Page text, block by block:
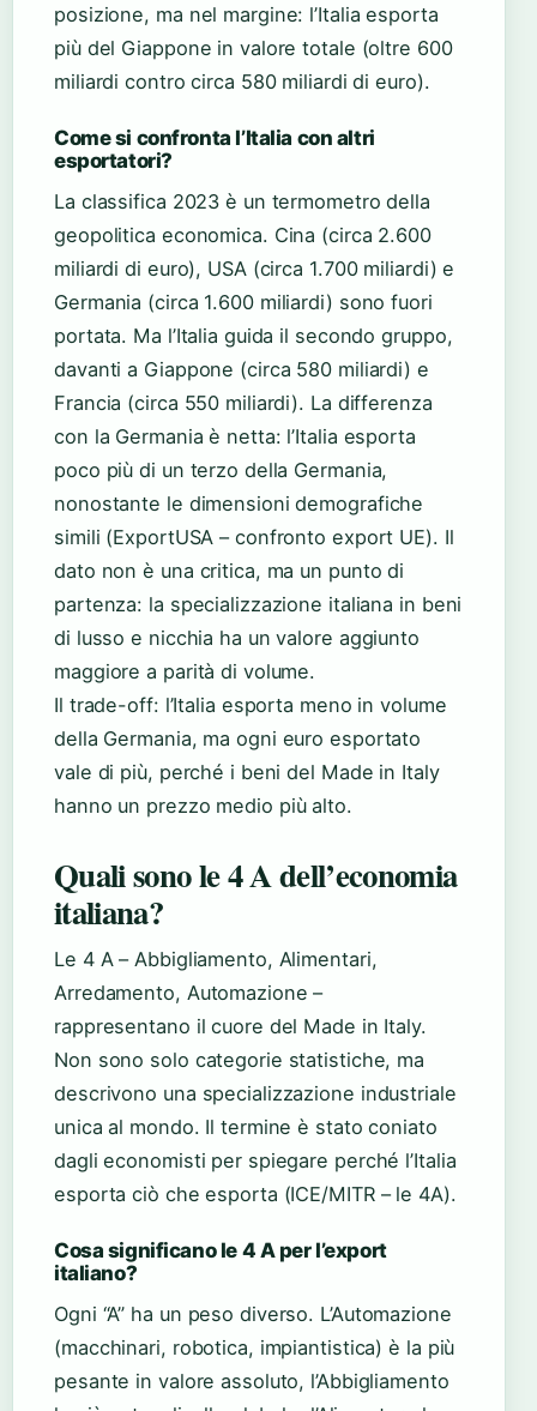
posizione, ma nel margine: l’Italia esporta
più del Giappone in valore totale (oltre 600
miliardi contro circa 580 miliardi di euro).
Come si confronta l’Italia con altri
esportatori?
La classifica 2023 è un termometro della
geopolitica economica. Cina (circa 2.600
miliardi di euro), USA (circa 1.700 miliardi) e
Germania (circa 1.600 miliardi) sono fuori
portata. Ma l’Italia guida il secondo gruppo,
davanti a Giappone (circa 580 miliardi) e
Francia (circa 550 miliardi). La differenza
con la Germania è netta: l’Italia esporta
poco più di un terzo della Germania,
nonostante le dimensioni demografiche
simili (ExportUSA – confronto export UE). Il
dato non è una critica, ma un punto di
partenza: la specializzazione italiana in beni
di lusso e nicchia ha un valore aggiunto
maggiore a parità di volume.
Il trade-off: l’Italia esporta meno in volume
della Germania, ma ogni euro esportato
vale di più, perché i beni del Made in Italy
hanno un prezzo medio più alto.
Quali sono le 4 A dell’economia
italiana?
Le 4 A – Abbigliamento, Alimentari,
Arredamento, Automazione –
rappresentano il cuore del Made in Italy.
Non sono solo categorie statistiche, ma
descrivono una specializzazione industriale
unica al mondo. Il termine è stato coniato
dagli economisti per spiegare perché l’Italia
esporta ciò che esporta (ICE/MITR – le 4A).
Cosa significano le 4 A per l’export
italiano?
Ogni “A” ha un peso diverso. L’Automazione
(macchinari, robotica, impiantistica) è la più
pesante in valore assoluto, l’Abbigliamento